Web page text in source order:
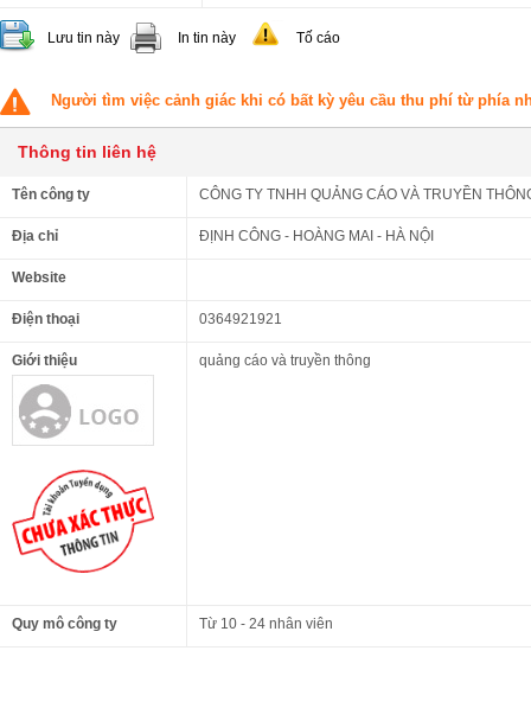
Lưu tin này In tin này Tố cáo
Người tìm việc cảnh giác khi có bất kỳ yêu cầu thu phí từ phía
Thông tin liên hệ
Tên công ty CÔNG TY TNHH QUẢNG CÁO VÀ TRUYỀN
Địa chỉ ĐỊNH CÔNG - HOÀNG MAI - HÀ NỘI
Website
Điện thoại 0364921921
Giới thiệu quảng cáo và truyền thông
Quy mô công ty Từ 10 - 24 nhân viên